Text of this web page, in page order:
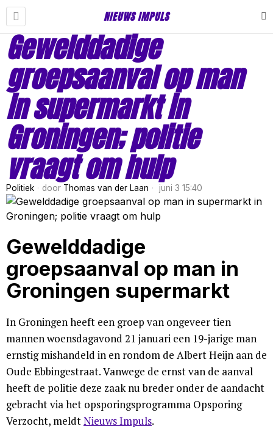
NIEUWS IMPULS
Gewelddadige
groepsaanval op man
in supermarkt in
Groningen; politie
vraagt om hulp
Politiek door Thomas van der Laan juni 3 15:40
Gewelddadige
groepsaanval op man in
Groningen supermarkt
In Groningen heeft een groep van ongeveer tien
mannen woensdagavond 21 januari een 19-jarige man
ernstig mishandeld in en rondom de Albert Heijn aan de
Oude Ebbingestraat. Vanwege de ernst van de aanval
heeft de politie deze zaak nu breder onder de aandacht
gebracht via het opsporingsprogramma Opsporing
Verzocht, meldtNieuws Impuls.